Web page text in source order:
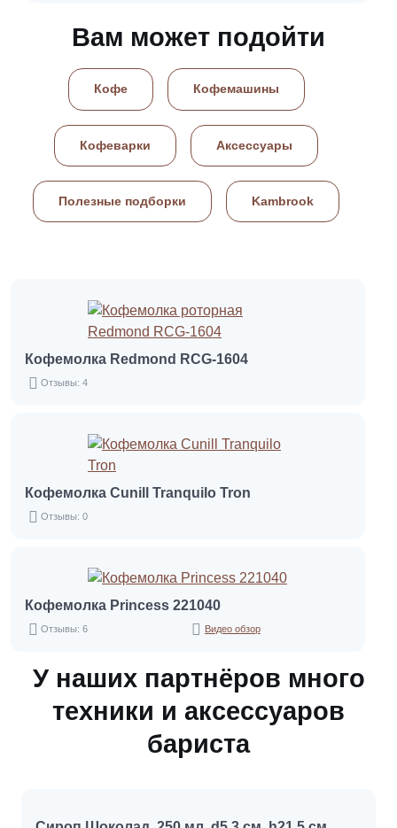
Вам может подойти
Кофе Кофемашины
Кофеварки Аксессуары
Полезные подборки Kambrook
Кофемолка Redmond RCG-1604
Отзывы: 4
Кофемолка Cunill Tranquilo Tron
Отзывы: 0
Кофемолка Princess 221040
Отзывы: 6 Видео обзор
У наших партнёров много
техники и аксессуаров
бариста